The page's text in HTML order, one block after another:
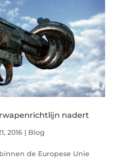
nadert
2016| Blog
de Europese Unie